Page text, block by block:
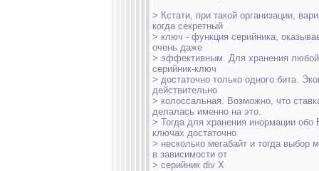
> Кстати, при такой организации,
когда секретный
> ключ - функция серийника,
очень даже
> эффективным. Для хранения
серийник-ключ
> достаточно только одного бита.
действительно
> колоссальная. Возможно, что
делалась именно на это.
> Тогда для хранения инормации
ключах достаточно
> несколько мегабайт и тогда выбор
в зависимости от
> серийник div X